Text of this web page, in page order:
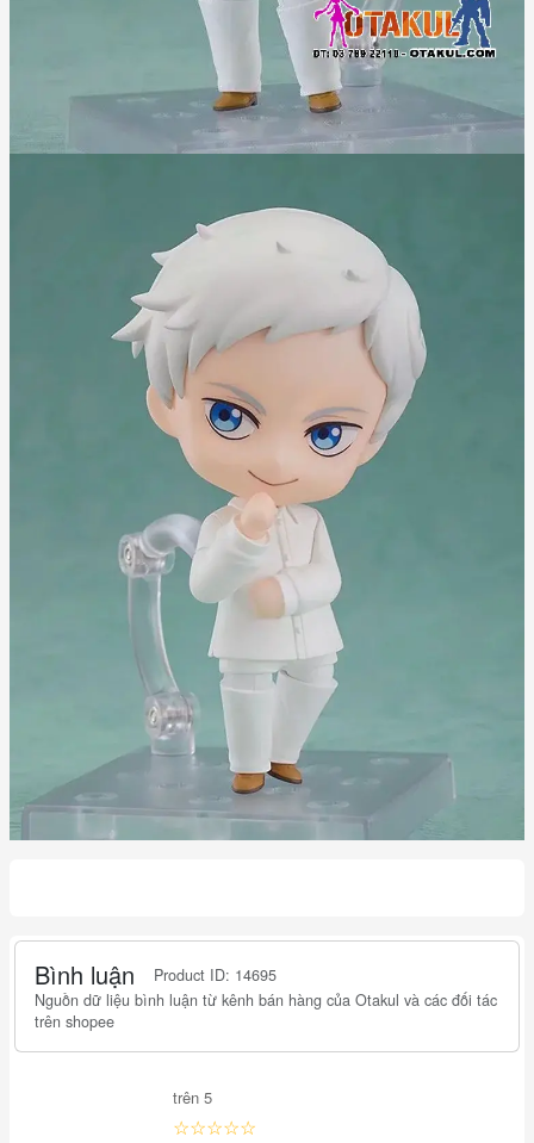
Bình luận
Product ID: 14695
Nguồn dữ liệu bình luận từ kênh bán hàng của Otakul và các đối tác
trên shopee
trên 5
☆☆☆☆☆